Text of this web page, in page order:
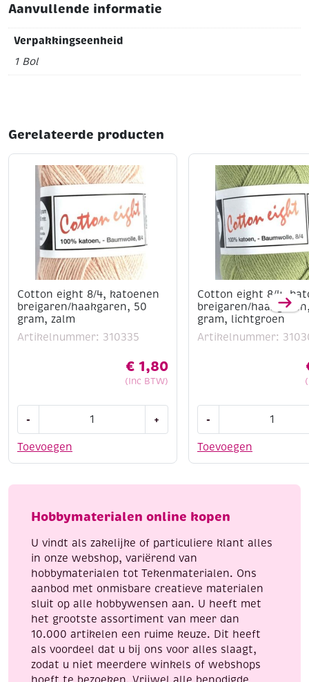
Aanvullende informatie
Verpakkingseenheid
1 Bol
Gerelateerde producten
Cotton eight 8/4, katoenen
breigaren/haakgaren, 50
gram, zalm
Artikelnummer: 310335
€ 1,80
(Inc BTW)
Toevoegen
-
8/4,
50
zalm
+
Cotton eight 8/4,
breigaren/
gram, lichtgroen
Artikelnummer:
Toevoegen
-
8/4,
50
lichtgroen
Hobbymaterialen online kopen
U vindt als zakelijke of particuliere klant alles
in onze webshop, variërend van
hobbymaterialen tot Tekenmaterialen. Ons
aanbod met onmisbare creatieve materialen
sluit op alle hobbywensen aan. U heeft met
het grootste assortiment van meer dan
10.000 artikelen een ruime keuze. Dit heeft
als voordeel dat u bij ons voor alles slaagt,
zodat u niet meerdere winkels of webshops